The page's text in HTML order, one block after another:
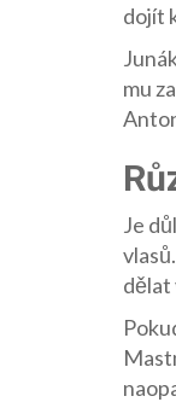
dojít
mu
Je
dělat